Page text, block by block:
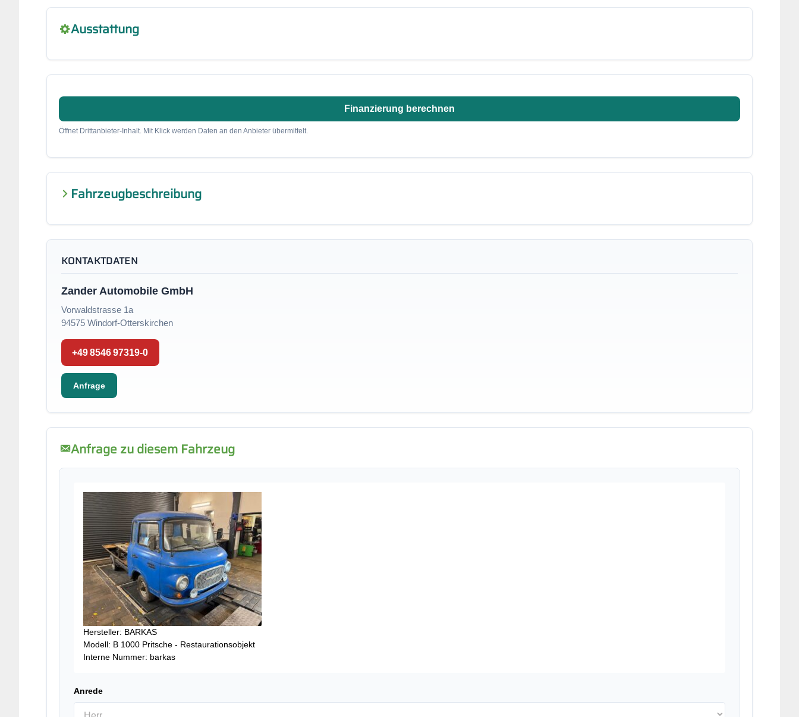
Ausstattung
Finanzierung berechnen
Öffnet Drittanbieter-Inhalt. Mit Klick werden Daten an den Anbieter übermittelt.
Fahrzeugbeschreibung
KONTAKTDATEN
Zander Automobile GmbH
Vorwaldstrasse 1a
94575 Windorf-Otterskirchen
+49 8546 97319-0
Anfrage
Anfrage zu diesem Fahrzeug
Hersteller: BARKAS
Modell: B 1000 Pritsche - Restaurationsobjekt
Interne Nummer: barkas
Anrede